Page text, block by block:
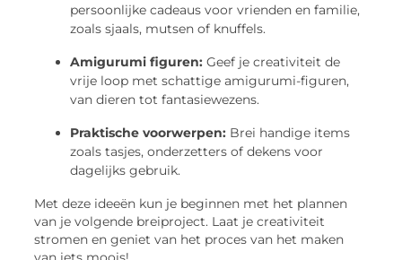
persoonlijke cadeaus voor vrienden en familie,
zoals sjaals, mutsen of knuffels.
Amigurumi figuren: Geef je creativiteit de
vrije loop met schattige amigurumi-figuren,
van dieren tot fantasiewezens.
Praktische voorwerpen: Brei handige items
zoals tasjes, onderzetters of dekens voor
dagelijks gebruik.
Met deze ideeën kun je beginnen met het plannen
van je volgende breiproject. Laat je creativiteit
stromen en geniet van het proces van het maken